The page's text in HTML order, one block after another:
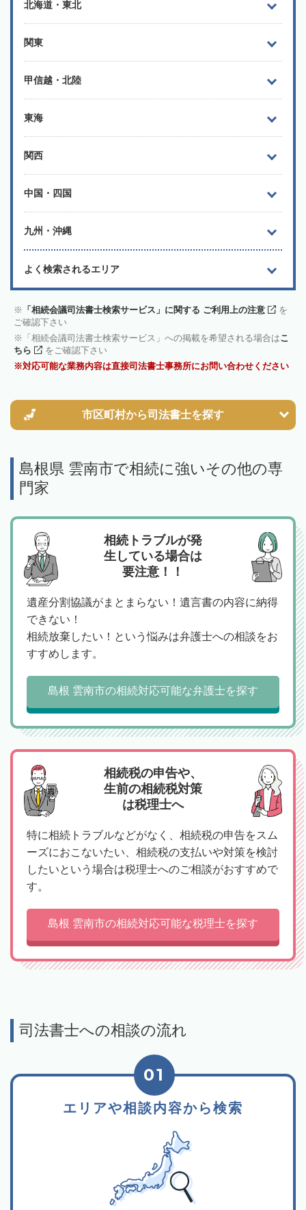
北海道・東北
関東
甲信越・北陸
東海
関西
中国・四国
九州・沖縄
よく検索されるエリア
「相続会議司法書士検索サービス」に関する ご利用上の注意
を
ご確認下さい
「相続会議司法書士検索サービス」への掲載を希望される場合はこ
ちら
をご確認下さい
対応可能な業務内容は直接司法書士事務所にお問い合わせください
市区町村から司法書士を探す
島根県 雲南市で相続に強いその他の専
門家
相続トラブルが発
生している場合は
要注意！！
遺産分割協議がまとまらない！遺言書の内容に納得
できない！
相続放棄したい！という悩みは弁護士への相談をお
すすめします。
島根 雲南市の相続対応可能な弁護士を探す
相続税の申告や、
生前の相続税対策
は税理士へ
特に相続トラブルなどがなく、相続税の申告をスム
ーズにおこないたい、相続税の支払いや対策を検討
したいという場合は税理士へのご相談がおすすめで
す。
島根 雲南市の相続対応可能な税理士を探す
司法書士への相談の流れ
エリアや相談内容から検索
01